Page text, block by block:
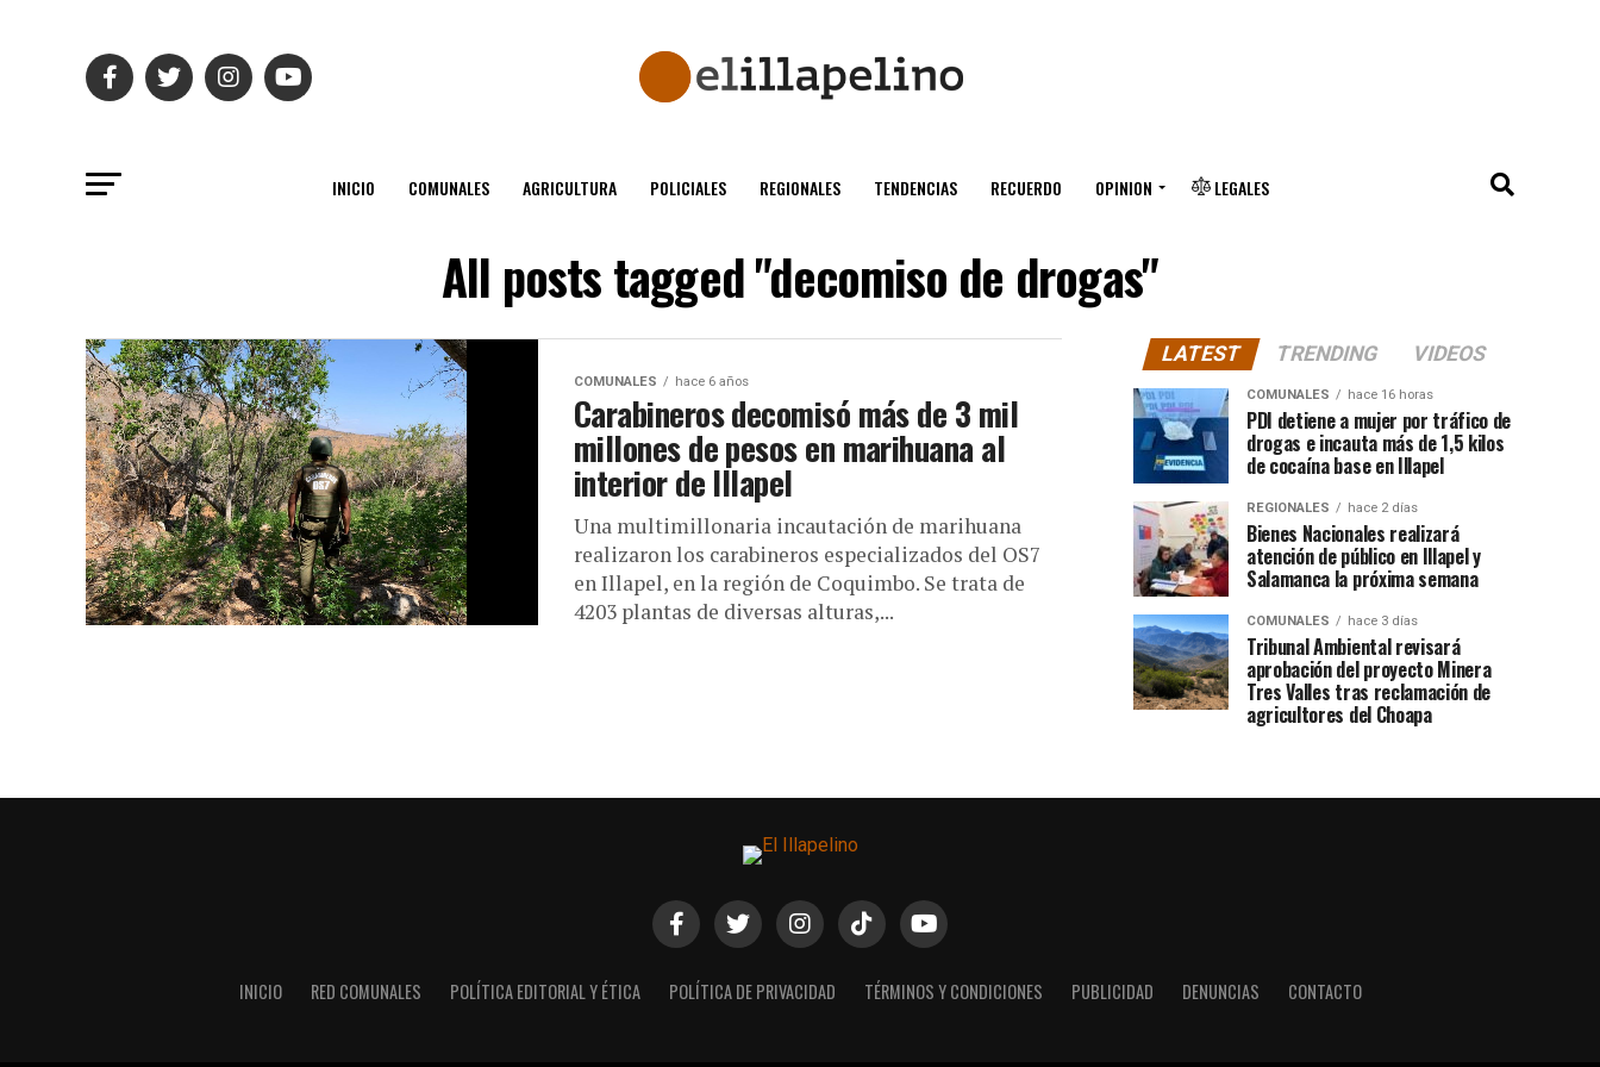
INICIO COMUNALES AGRICULTURA POLICIALES REGIONALES TENDENCIAS RECUERDO OPINION LEGALES
All posts tagged "decomiso de drogas"
COMUNALES hace 6 años
Carabineros decomisó más de 3 mil
millones de pesos en marihuana al
interior de Illapel
Una multimillonaria incautación de marihuana
realizaron los carabineros especializados del OS7
en Illapel, en la región de Coquimbo. Se trata de
4203 plantas de diversas alturas,...
LATEST TRENDING VIDEOS
COMUNALES hace 16 horas
PDI detiene a mujer por tráfico de
drogas e incauta más de 1,5 kilos
de cocaína base en Illapel
REGIONALES hace 2 días
Bienes Nacionales realizará
atención de público en Illapel y
Salamanca la próxima semana
COMUNALES hace 3 días
Tribunal Ambiental revisará
aprobación del proyecto Minera
Tres Valles tras reclamación de
agricultores del Choapa
INICIO RED COMUNALES POLÍTICA EDITORIAL Y ÉTICA POLÍTICA DE PRIVACIDAD TÉRMINOS Y CONDICIONES PUBLICIDAD DENUNCIAS CONTACTO